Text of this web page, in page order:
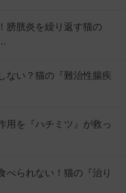
膀胱炎を繰り返す猫の
ない？猫の『難治性腸疾
用を『ハチミツ』が救っ
べられない！猫の『治り